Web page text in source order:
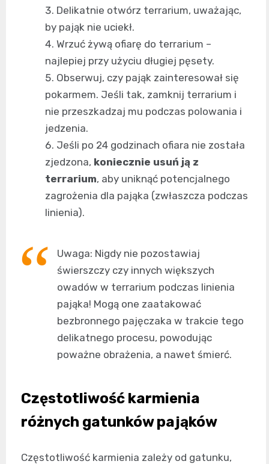
Delikatnie otwórz terrarium, uważając,
by pająk nie uciekł.
Wrzuć żywą ofiarę do terrarium –
najlepiej przy użyciu długiej pęsety.
Obserwuj, czy pająk zainteresował się
pokarmem. Jeśli tak, zamknij terrarium i
nie przeszkadzaj mu podczas polowania i
jedzenia.
Jeśli po 24 godzinach ofiara nie została
zjedzona, koniecznie usuń ją z
terrarium, aby uniknąć potencjalnego
zagrożenia dla pająka (zwłaszcza podczas
linienia).
Uwaga: Nigdy nie pozostawiaj
świerszczy czy innych większych
owadów w terrarium podczas linienia
pająka! Mogą one zaatakować
bezbronnego pajęczaka w trakcie tego
delikatnego procesu, powodując
poważne obrażenia, a nawet śmierć.
Częstotliwość karmienia
różnych gatunków pająków
Częstotliwość karmienia zależy od gatunku,